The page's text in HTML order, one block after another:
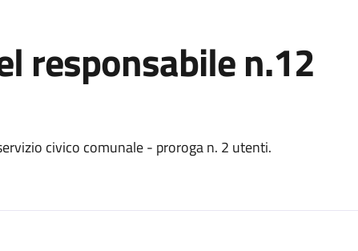
responsabile n.12
civico comunale - proroga n. 2 utenti.